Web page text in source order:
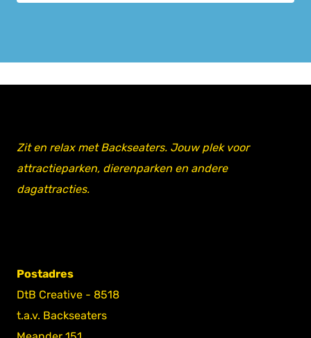
Zit en relax met Backseaters. Jouw plek voor
attractieparken, dierenparken en andere
dagattracties.
Postadres
DtB Creative - 8518
t.a.v. Backseaters